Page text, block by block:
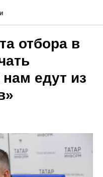
отбора в
едут из